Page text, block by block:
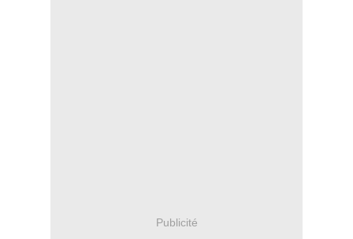
Publicité